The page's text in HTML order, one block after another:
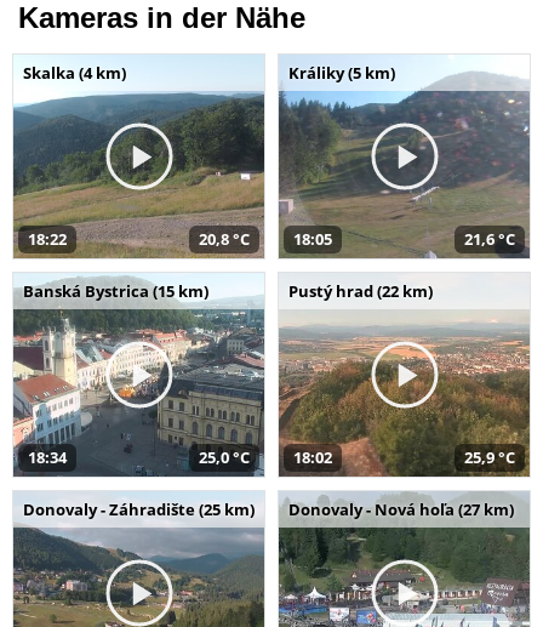
Kameras in der Nähe
Skalka (4 km)
18:22 20,8 °C
Králiky (5 km)
18:05 21,6 °C
Banská Bystrica (15 km)
18:34 25,0 °C
Pustý hrad (22 km)
18:02 25,9 °C
Donovaly - Záhradište (25 km) Donovaly - Nová hoľa (27 km)